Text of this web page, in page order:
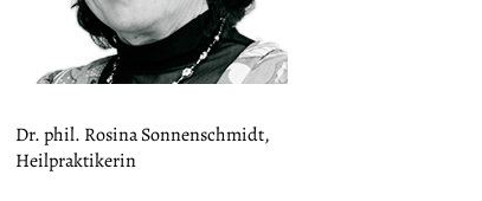
Dr. phil. Rosina Sonnenschmidt,
Heilpraktikerin